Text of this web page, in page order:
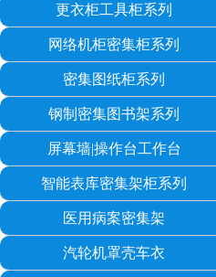
更衣柜工具柜系列
网络机柜密集柜系列
密集图纸柜系列
钢制密集图书架系列
屏幕墙|操作台工作台
智能表库密集架柜系列
医用病案密集架
汽轮机罩壳车衣